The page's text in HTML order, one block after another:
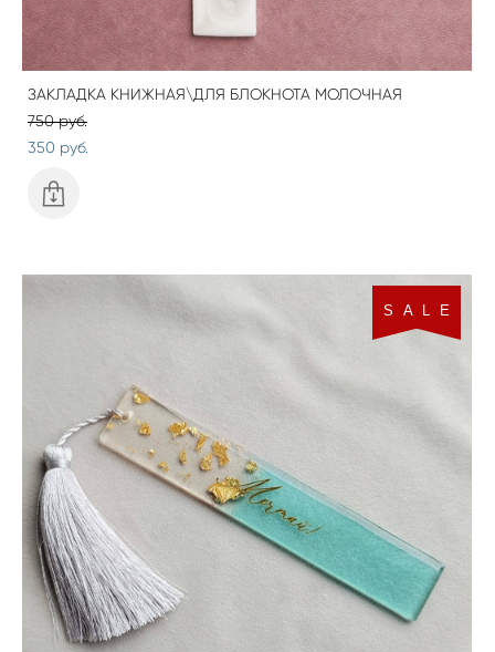
ЗАКЛАДКА КНИЖНАЯ\ДЛЯ БЛОКНОТА МОЛОЧНАЯ
750 pуб.
350 pуб.
S A L E